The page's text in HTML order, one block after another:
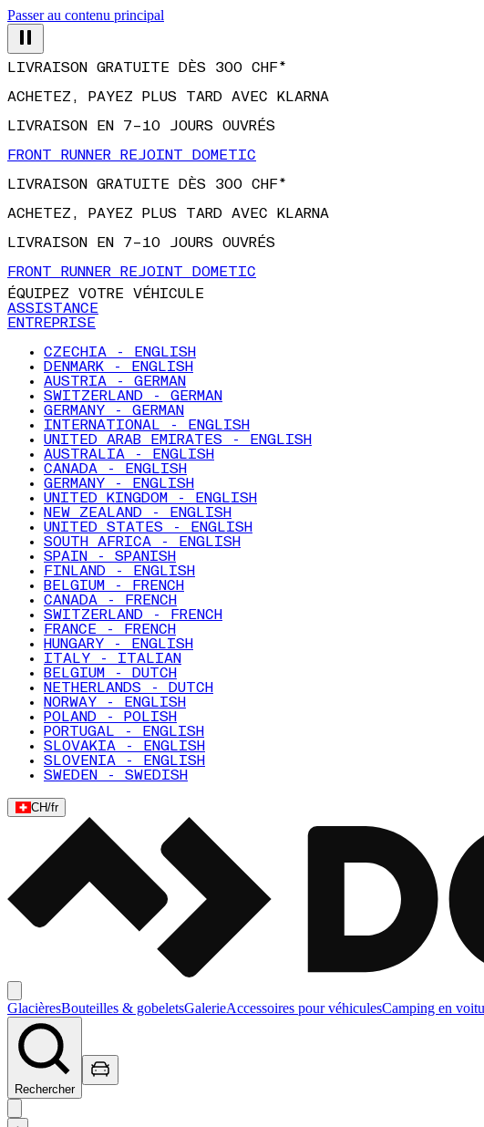
Passer au contenu principal
ACHETEZ, PAYEZ PLUS TARD AVEC KLARNA
LIVRAISON EN 7–10 JOURS OUVRÉS
FRONT RUNNER REJOINT DOMETIC
LIVRAISON GRATUITE DÈS 300 CHF*
ACHETEZ, PAYEZ PLUS TARD AVEC KLARNA
LIVRAISON EN 7–10 JOURS OUVRÉS
FRONT RUNNER REJOINT DOMETIC
ÉQUIPEZ VOTRE VÉHICULE
ASSISTANCE
ENTREPRISE
CZECHIA - ENGLISH
DENMARK - ENGLISH
AUSTRIA - GERMAN
SWITZERLAND - GERMAN
GERMANY - GERMAN
INTERNATIONAL - ENGLISH
UNITED ARAB EMIRATES - ENGLISH
AUSTRALIA - ENGLISH
CANADA - ENGLISH
GERMANY - ENGLISH
UNITED KINGDOM - ENGLISH
NEW ZEALAND - ENGLISH
UNITED STATES - ENGLISH
SOUTH AFRICA - ENGLISH
SPAIN - SPANISH
FINLAND - ENGLISH
BELGIUM - FRENCH
CANADA - FRENCH
SWITZERLAND - FRENCH
FRANCE - FRENCH
HUNGARY - ENGLISH
ITALY - ITALIAN
BELGIUM - DUTCH
NETHERLANDS - DUTCH
NORWAY - ENGLISH
POLAND - POLISH
PORTUGAL - ENGLISH
SLOVAKIA - ENGLISH
SLOVENIA - ENGLISH
SWEDEN - SWEDISH
CH/fr
GlacièresBouteilles & gobeletsGalerieAccessoires pour véhiculesCamping en
Rechercher